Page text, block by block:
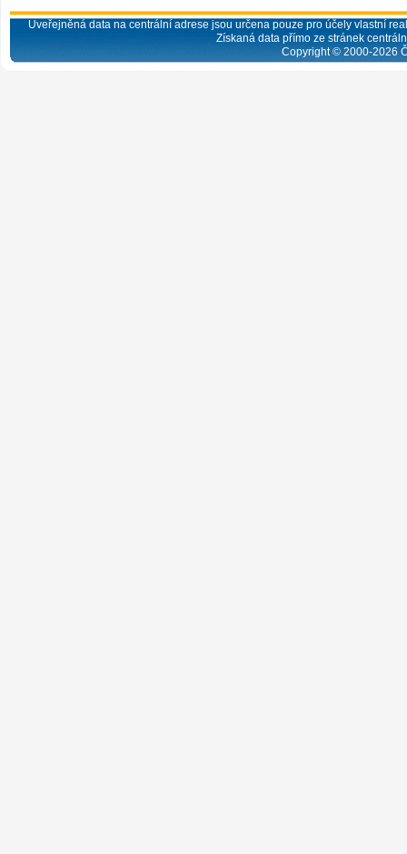
Uveřejněná data na centrální adrese jsou určena pouze pro účely vlastní
Získaná data přímo ze stránek
Copyright © 2000-2026